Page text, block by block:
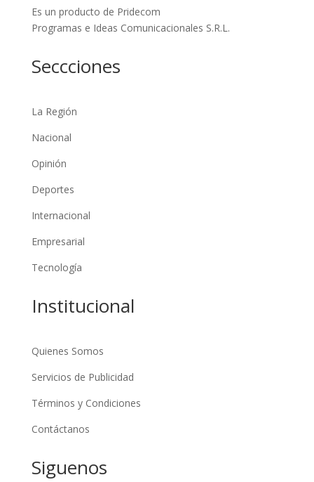
Es un producto de Pridecom
Programas e Ideas Comunicacionales S.R.L.
Seccciones
La Región
Nacional
Opinión
Deportes
Internacional
Empresarial
Tecnología
Institucional
Quienes Somos
Servicios de Publicidad
Términos y Condiciones
Contáctanos
Siguenos